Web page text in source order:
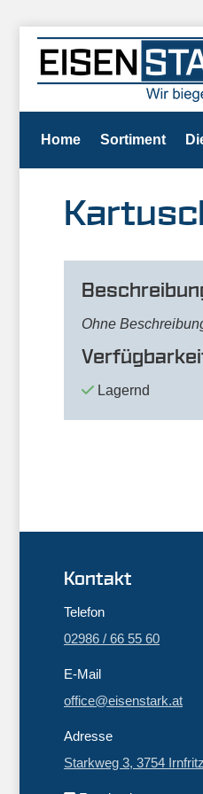
Home Sortiment
Ohne
Lagernd
Kontakt
Telefon
02986 / 66 55 60
E-Mail
office@eisenstark.at
Adresse
Starkweg 3, 3754 Irnfritz